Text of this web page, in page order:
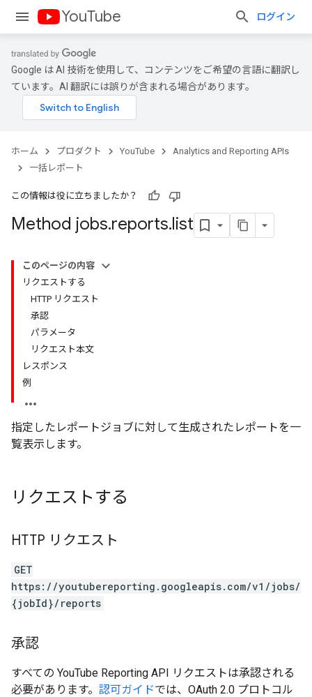
YouTube ログイン
Google は AI 技術を使用して、コンテンツをご希望の言語に翻訳し
ています。AI 翻訳には誤りが含まれる場合があります。
ホーム プロダクト YouTube
Analytics and Reporting APIs
一括レポート
この情報は役に立ちましたか？
Method jobs.reports.list
このページの内容
リクエストする
HTTP リクエスト
承認
パラメータ
リクエスト本文
レスポンス
例
指定したレポートジョブに対して生成されたレポートを一
覧表示します。
リクエストする
HTTP リクエスト
GET
https://youtubereporting.googleapis.com/v1/jobs/
{jobId}/reports
承認
すべての YouTube Reporting API リクエストは承認される
必要があります。 認可ガイドでは、OAuth 2.0 プロトコル